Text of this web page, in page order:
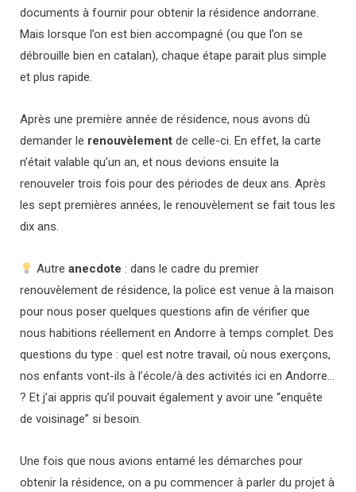
documents à fournir pour obtenir la résidence andorrane.
Mais lorsque l’on est bien accompagné (ou que l’on se
débrouille bien en catalan), chaque étape parait plus simple
et plus rapide.
Après une première année de résidence, nous avons dû
demander le renouvèlement de celle-ci. En effet, la carte
n’était valable qu’un an, et nous devions ensuite la
renouveler trois fois pour des périodes de deux ans. Après
les sept premières années, le renouvèlement se fait tous les
dix ans.
Autreanecdote : dans le cadre du premier
renouvèlement de résidence, la police est venue à la maison
pour nous poser quelques questions afin de vérifier que
nous habitions réellement en Andorre à temps complet. Des
questions du type : quel est notre travail, où nous exerçons,
nos enfants vont-ils à l’école/à des activités ici en Andorre…
? Et j’ai appris qu’il pouvait également y avoir une “enquête
de voisinage” si besoin.
Une fois que nous avions entamé les démarches pour
obtenir la résidence, on a pu commencer à parler du projet à